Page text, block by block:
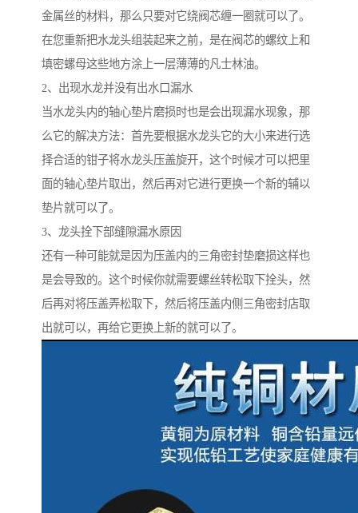
金属丝的材料，那么只要对它绕阀芯缠一圈就可以了。
在您重新把水龙头组装起来之前，是在阀芯的螺纹上和
填密螺母这些地方涂上一层薄薄的凡士林油。
2、出现水龙并没有出水口漏水
当水龙头内的轴心垫片磨损时也是会出现漏水现象，那
么它的解决方法：首先要根据水龙头它的大小来进行选
择合适的钳子将水龙头压盖旋开，这个时候才可以把里
面的轴心垫片取出，然后再对它进行更换一个新的辅以
垫片就可以了。
3、龙头拴下部缝隙漏水原因
还有一种可能就是因为压盖内的三角密封垫磨损这样也
是会导致的。这个时候你就需要螺丝转松取下拴头，然
后再对将压盖弄松取下，然后将压盖内侧三角密封店取
出就可以，再给它更换上新的就可以了。